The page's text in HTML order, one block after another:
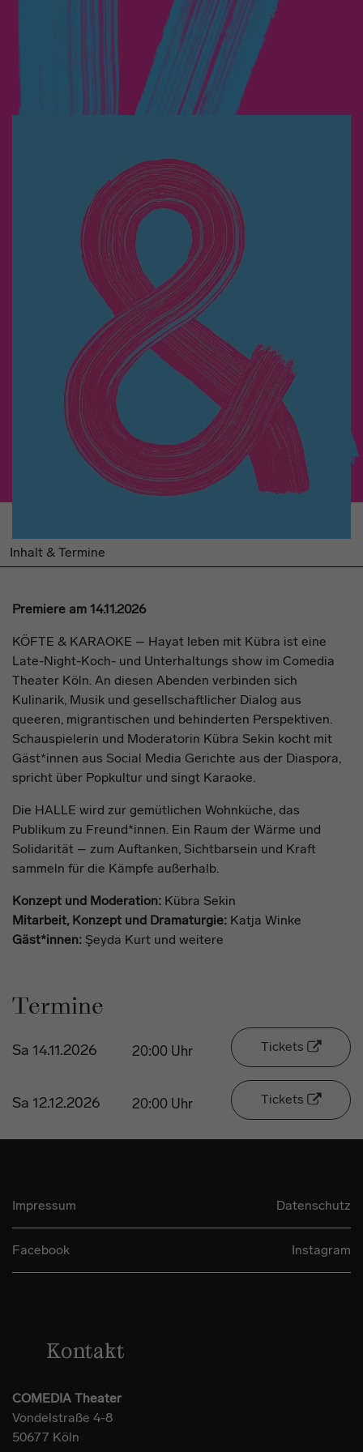
Workshop
Inhalt & Termine
Premiere am 14.11.2026
KÖFTE & KARAOKE – Hayat leben mit Kübra ist eine
Late-Night-Koch- und Unterhaltungs show im Comedia
Theater Köln. An diesen Abenden verbinden sich
Kulinarik, Musik und gesellschaftlicher Dialog aus
queeren, migrantischen und behinderten Perspektiven.
Schauspielerin und Moderatorin Kübra Sekin kocht mit
Gäst*innen aus Social Media Gerichte aus der Diaspora,
spricht über Popkultur und singt Karaoke.
Die HALLE wird zur gemütlichen Wohnküche, das
Publikum zu Freund*innen. Ein Raum der Wärme und
Solidarität – zum Auftanken, Sichtbarsein und Kraft
sammeln für die Kämpfe außerhalb.
Konzept und Moderation: Kübra Sekin
Mitarbeit, Konzept und Dramaturgie: Katja Winke
Gäst*innen: Şeyda Kurt und weitere
Termine
Sa 14.11.2026 20:00 Uhr Tickets
Sa 12.12.2026 20:00 Uhr Tickets
Impressum Datenschutz
Facebook Instagram
Kontakt
COMEDIA Theater
Vondelstraße 4-8
50677 Köln